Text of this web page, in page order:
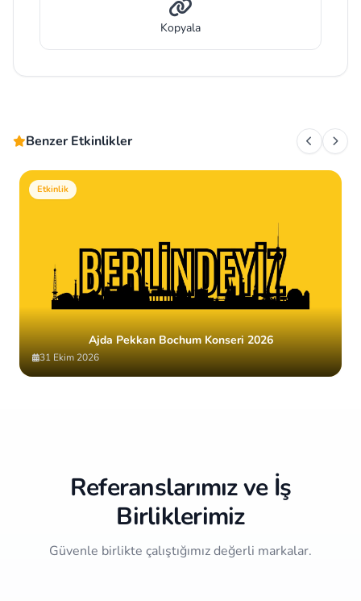
Kopyala
Benzer Etkinlikler
Etkinlik
Ajda Pekkan Bochum Konseri 2026
31 Ekim 2026
Referanslarımız ve İş
Birliklerimiz
Güvenle birlikte çalıştığımız değerli markalar.